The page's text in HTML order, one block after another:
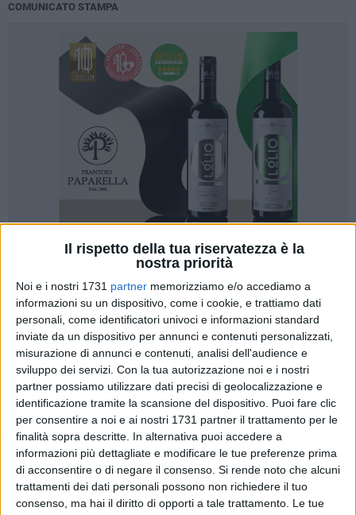
Il rispetto della tua riservatezza è la
nostra priorità
Noi e i nostri 1731 partner memorizziamo e/o accediamo a
informazioni su un dispositivo, come i cookie, e trattiamo dati
personali, come identificatori univoci e informazioni standard
inviate da un dispositivo per annunci e contenuti personalizzati,
misurazione di annunci e contenuti, analisi dell'audience e
sviluppo dei servizi. Con la tua autorizzazione noi e i nostri
partner possiamo utilizzare dati precisi di geolocalizzazione e
identificazione tramite la scansione del dispositivo. Puoi fare clic
per consentire a noi e ai nostri 1731 partner il trattamento per le
finalità sopra descritte. In alternativa puoi accedere a
informazioni più dettagliate e modificare le tue preferenze prima
di acconsentire o di negare il consenso. Si rende noto che alcuni
trattamenti dei dati personali possono non richiedere il tuo
consenso, ma hai il diritto di opporti a tale trattamento. Le tue
COMUNICATO STAMPA
In occasione della festa patronale della Città di Trani, la
Fondazione S.E.C.A. presenta "Il Silenzio del Legno, La voce
del Santo", aperture straordinarie della Pinacoteca
Diocesana, in cui la cittadinanza e i tanti turisti potranno
ammirare la tavola bizantina del XIV secolo raffigurante "S.
Nicola Pellegrino e scene della sua vita", nonché il ciclo di
lunette attribuite al maestro Nicola Gliri, pittore bitontino
nato nel 1631, sulla vita del Santo Patrono di Trani. Al Polo
Museale Diocesano sarà possibile ammirare il bassorilievo
in pietra del santo: il manufatto proviene dalla demolita